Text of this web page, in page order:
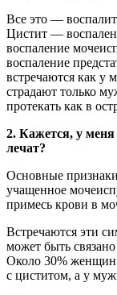
Все это —
Цистит —
воспаление
воспаление
встречаются как у
страдают только
протекать как в
2. Кажется, у меня
лечат?
Основные
учащенное
примесь крови в
Встречаются эти
может быть
Около 30% женщин
с циститом, а у